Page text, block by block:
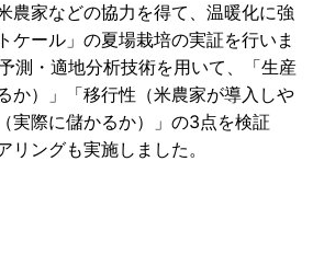
農家などの協力を得て、 温暖化に強
ケール」 の夏場栽培の実証を行いま
測・ 適地分析技術を用いて、「生産
か）」「移行性（米農家が導入しや
実際に儲かるか）
」の3点を検証
リングも実施しました。